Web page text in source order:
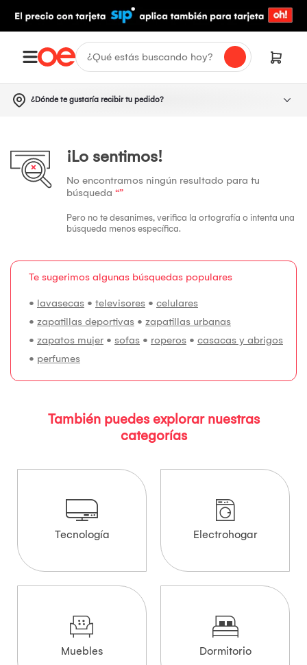
¿Dónde te gustaría recibir tu pedido?
¡Lo sentimos!
No encontramos ningún resultado para tu
búsqueda “”
Pero no te desanimes, verifica la ortografía o intenta una
búsqueda menos específica.
Te sugerimos algunas búsquedas populares
• lavasecas • televisores • celulares
• zapatillas deportivas • zapatillas urbanas
• zapatos mujer • sofas • roperos • casacas y abrigos
• perfumes
También puedes explorar nuestras
categorías
Tecnología Electrohogar
Muebles Dormitorio